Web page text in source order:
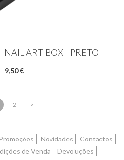
ART BOX - PRETO
9,50 €
2 >
Promoções Novidades
Contactos
de Venda
Devoluções